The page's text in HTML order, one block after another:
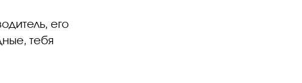
его
тебя